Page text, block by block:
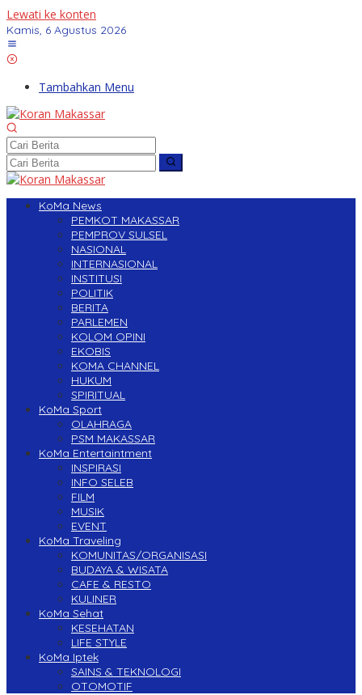
Lewati ke konten
Kamis, 6 Agustus 2026
Tambahkan Menu
KoMa News
PEMKOT MAKASSAR
PEMPROV SULSEL
NASIONAL
INTERNASIONAL
INSTITUSI
POLITIK
BERITA
PARLEMEN
KOLOM OPINI
EKOBIS
KOMA CHANNEL
HUKUM
SPIRITUAL
KoMa Sport
OLAHRAGA
PSM MAKASSAR
KoMa Entertaintment
INSPIRASI
INFO SELEB
FILM
MUSIK
EVENT
KoMa Traveling
KOMUNITAS/ORGANISASI
BUDAYA & WISATA
CAFE & RESTO
KULINER
KoMa Sehat
KESEHATAN
LIFE STYLE
KoMa Iptek
SAINS & TEKNOLOGI
OTOMOTIF